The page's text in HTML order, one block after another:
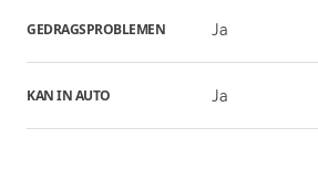
GEDRAGSPROBLEMEN Ja
KAN IN AUTO Ja